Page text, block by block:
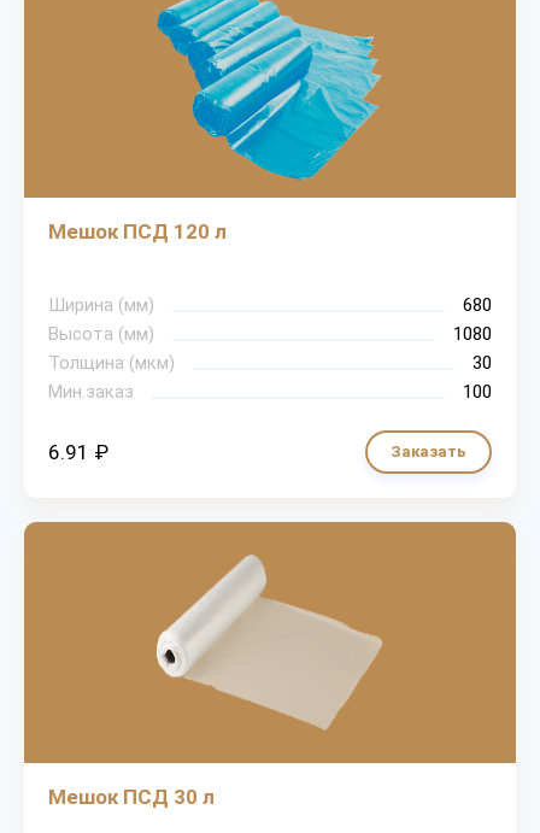
Мешок ПСД 120 л
Ширина (мм)
680
Высота (мм)
1080
Толщина (мкм)
30
Мин.заказ
100
6.91 ₽ Заказать
Мешок ПСД 30 л